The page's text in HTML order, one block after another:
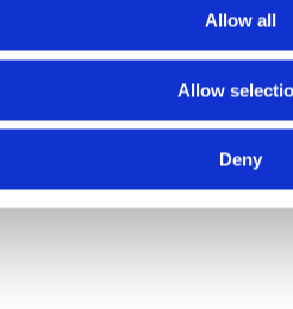
Allow all
Allow
Deny